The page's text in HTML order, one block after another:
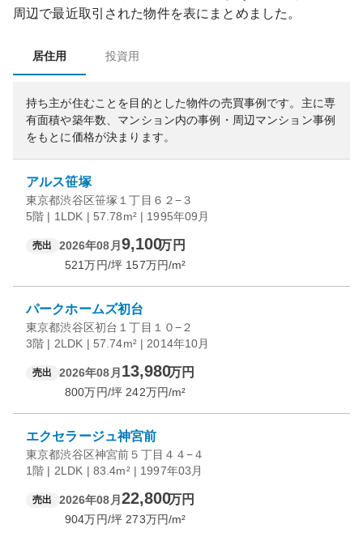
周辺で最近取引された物件を表にまとめました。
居住用 投資用
持ち主が住むことを目的とした物件の売買事例です。 主に専
有面積や築年数、マンション内の事例・周辺マンション事例
をもとに価格が決まります。
アルス笹塚
東京都渋谷区笹塚１丁目６２−３
5階 | 1LDK | 57.78m² | 1995年09月
売出 2026年08月 9,100万円
521万円/坪 157万円/m²
パークホームズ初台
東京都渋谷区初台１丁目１０−２
3階 | 2LDK | 57.74m² | 2014年10月
売出 2026年08月 13,980万円
800万円/坪 242万円/m²
エクセラージュ神宮前
東京都渋谷区神宮前５丁目４４−４
1階 | 2LDK | 83.4m² | 1997年03月
売出 2026年08月 22,800万円
904万円/坪 273万円/m²